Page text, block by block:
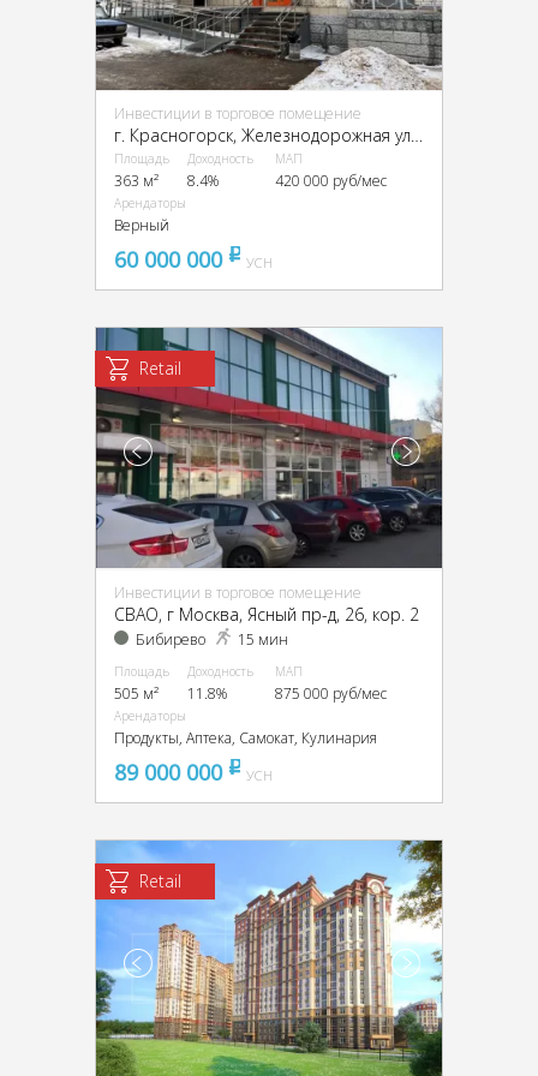
Инвестиции в торговое помещение
г. Красногорск, Железнодорожная ул., 33
Площадь
363 м²
Доходность
8.4%
МАП
420 000 руб/мес
Арендаторы
Верный
60 000 000 pуб
УСН
Retail
Инвестиции в торговое помещение
CВАО, г Москва, Ясный пр-д, 26, кор. 2
Бибирево 15 мин
Площадь
505 м²
Доходность
11.8%
МАП
875 000 руб/мес
Арендаторы
Продукты, Аптека, Самокат, Кулинария
89 000 000 pуб
УСН
Retail